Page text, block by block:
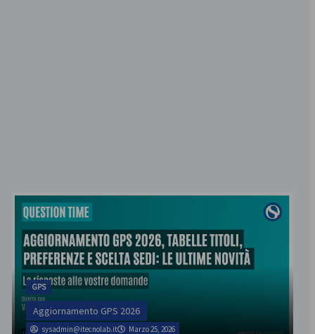
GPS
Aggiornamento GPS 2026
sysadmin@itecnolab.it Marzo 25, 2026